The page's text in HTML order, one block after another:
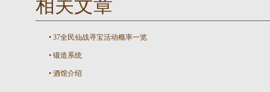
相关文章
• 37全民仙战寻宝活动概率一览
• 锻造系统
• 酒馆介绍